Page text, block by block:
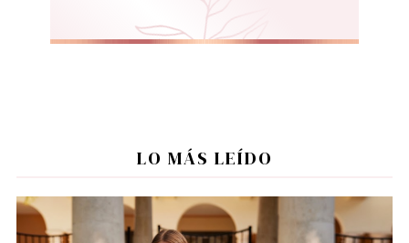
LO MÁS LEÍDO